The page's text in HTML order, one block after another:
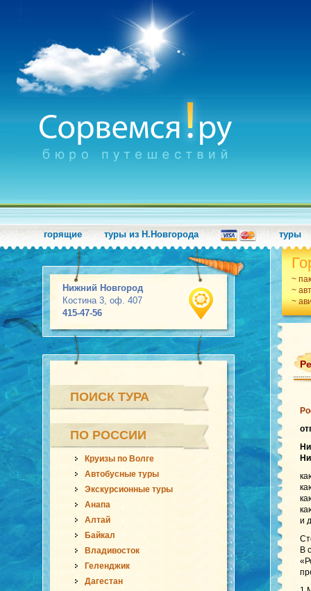
горящие туры из Н.Новгорода туры
Нижний Новгород
Костина 3, оф. 407
415-47-56
~
~
~
ПОИСК ТУРА
ПО РОССИИ
Круизы по Волге
Автобусные туры
Экскурсионные туры
Анапа
Алтай
Байкал
Владивосток
Геленджик
Дагестан
и
В